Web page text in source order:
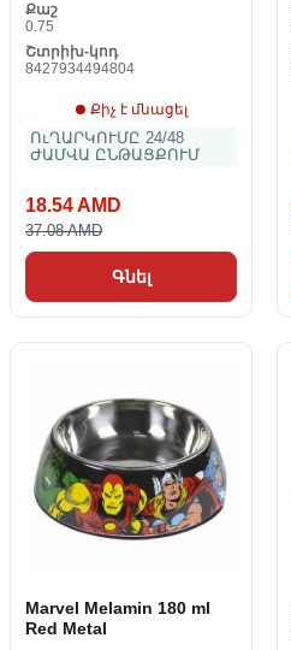
Քաշ
0.75
Շտրիխ-կոդ
8427934494804
Քիչ է մնացել
ՈւՂԱՐԿՈՒՄԸ 24/48
ԺԱՄՎԱ ԸՆԹԱՑՔՈՒՄ
18.54 AMD
37.08 AMD
Գնել
Marvel Melamin 180 ml
Red Metal